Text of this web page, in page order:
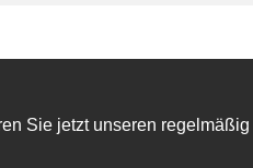
Sie jetzt unseren